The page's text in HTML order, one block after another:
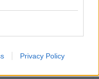
Privacy Policy
news di TecnoGazzetta?